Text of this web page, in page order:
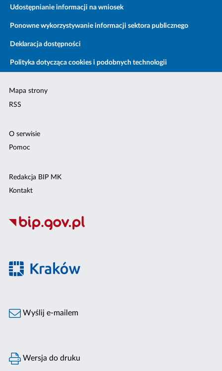
Udostępnianie informacji na wniosek
Ponowne wykorzystywanie informacji sektora publicznego
Deklaracja dostępności
Polityka dotycząca cookies i podobnych technologii
Mapa strony
RSS
O serwisie
Pomoc
Redakcja BIP MK
Kontakt
Wyślij e-mailem
Wersja do druku